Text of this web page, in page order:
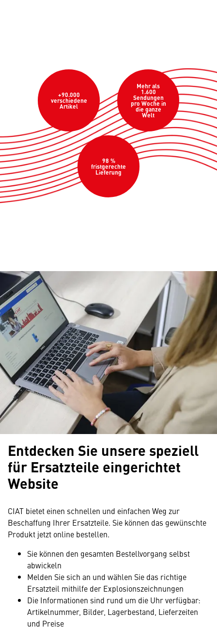
+90.000
verschiedene
Artikel
Mehr als
1.600
Sendungen
pro Woche in
die ganze
Welt
98 %
fristgerechte
Lieferung
Entdecken Sie unsere speziell
für Ersatzteile eingerichtet
Website
CIAT bietet einen schnellen und einfachen Weg zur
Beschaffung Ihrer Ersatzteile. Sie können das gewünschte
Produkt jetzt online bestellen.
Sie können den gesamten Bestellvorgang selbst
abwickeln
Melden Sie sich an und wählen Sie das richtige
Ersatzteil mithilfe der Explosionszeichnungen
Die Informationen sind rund um die Uhr verfügbar:
Artikelnummer, Bilder, Lagerbestand, Lieferzeiten
und Preise